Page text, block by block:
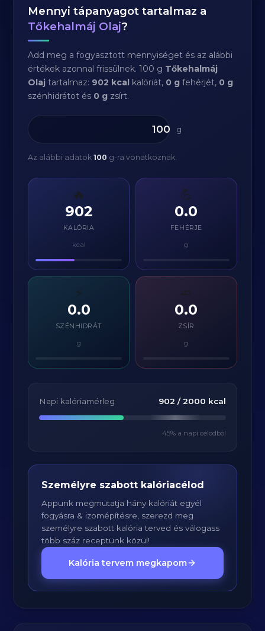
Mennyi tápanyagot tartalmaz a
Tőkehalmáj Olaj?
Add meg a fogyasztott mennyiséget és az alábbi
értékek azonnal frissülnek. 100 g Tőkehalmáj
Olaj tartalmaz: 902 kcal kalóriát, 0 g fehérjét, 0 g
szénhidrátot és 0 g zsírt.
g
Az alábbi adatok100 g-ra vonatkoznak.
🔥
902
KALÓRIA
kcal
💪
0.0
FEHÉRJE
g
⚡
0.0
SZÉNHIDRÁT
g
0.0
ZSÍR
g
Napi kalóriamérleg 902 / 2000 kcal
45% a napi célodból
Személyre szabott kalóriacélod
Appunk megmutatja hány kalóriát egyél
fogyásra & izomépítésre, szerezd meg
személyre szabott kalória terved és válogass
több száz receptünk közül!
Kalória tervem megkapom